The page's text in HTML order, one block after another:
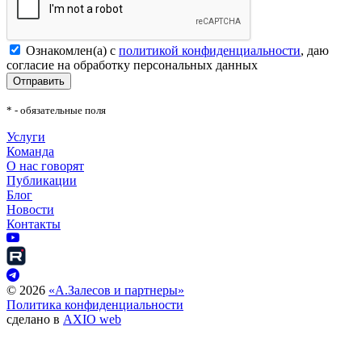
Ознакомлен(а) с политикой конфиденциальности, даю
согласие на обработку персональных данных
Отправить
* - обязательные поля
Услуги
Команда
О нас говорят
Публикации
Блог
Новости
Контакты
© 2026 «А.Залесов и партнеры»
Политика конфиденциальности
сделано в AXIO web